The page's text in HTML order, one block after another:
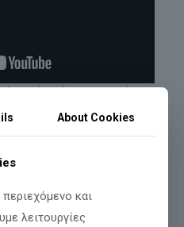
έργου το οποίο
της Ταξιαρχών 50
πρόθεση υλοποιήθηκε με
About Cookies
και
λειτουργίες